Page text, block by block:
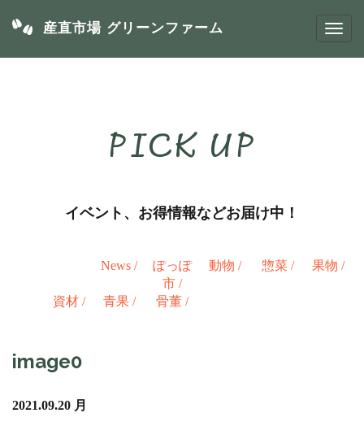
産直市場 グリーンファーム
PICK UP
イベント、お得情報などお届け中！
News /
ぽっぽ
市 /
動物 / 惣菜 / 果物 /
資材 / 青果 / 骨董 /
image0
2021.09.20 月